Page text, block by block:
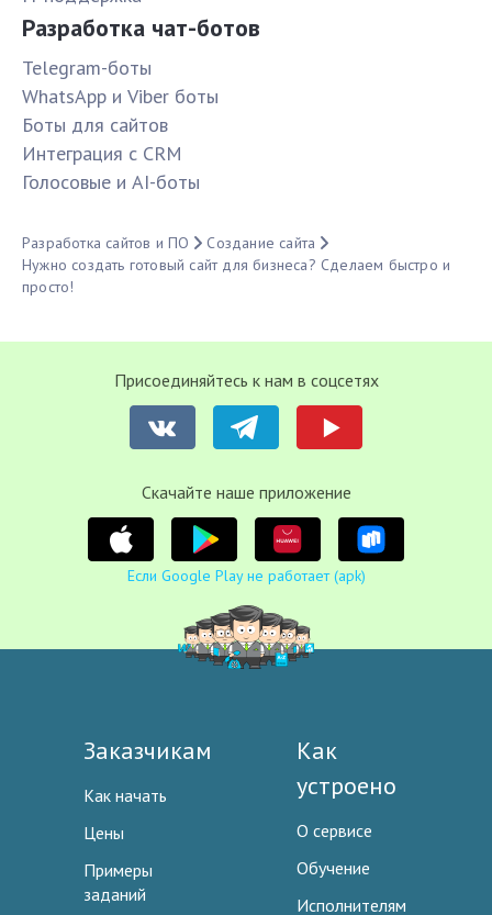
Разработка чат-ботов
Telegram-боты
WhatsApp и Viber боты
Боты для сайтов
Интеграция с CRM
Голосовые и AI-боты
Разработка сайтов и ПО
Создание сайта
Нужно создать готовый сайт для бизнеса? Сделаем быстро и
просто!
Присоединяйтесь к нам в соцсетях
Cкачайте наше приложение
Если Google Play не работает (apk)
Заказчикам
Как начать
Цены
Примеры
заданий
Как
устроено
О сервисе
Обучение
Исполнителям